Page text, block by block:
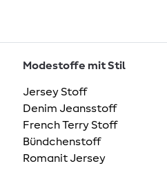
Modestoffe mit Stil
Jersey Stoff
Denim Jeansstoff
French Terry Stoff
Bündchenstoff
Romanit Jersey